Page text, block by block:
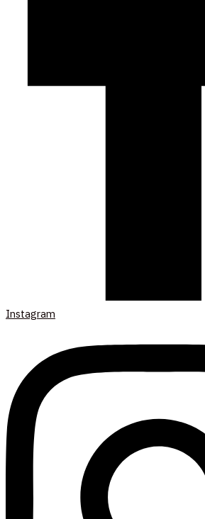
Instagram